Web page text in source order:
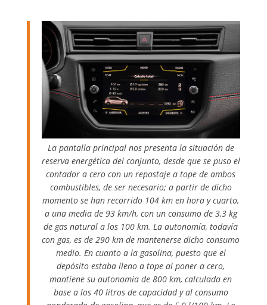
La pantalla principal nos presenta la situación de
reserva energética del conjunto, desde que se puso el
contador a cero con un repostaje a tope de ambos
combustibles, de ser necesario; a partir de dicho
momento se han recorrido 104 km en hora y cuarto,
a una media de 93 km/h, con un consumo de 3,3 kg
de gas natural a los 100 km. La autonomía, todavía
con gas, es de 290 km de mantenerse dicho consumo
medio. En cuanto a la gasolina, puesto que el
depósito estaba lleno a tope al poner a cero,
mantiene su autonomía de 800 km, calculada en
base a los 40 litros de capacidad y al consumo